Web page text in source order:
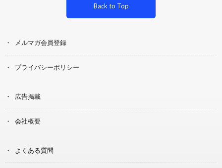
Back to Top
メルマガ会員登録
プライバシーポリシー
広告掲載
会社概要
よくある質問